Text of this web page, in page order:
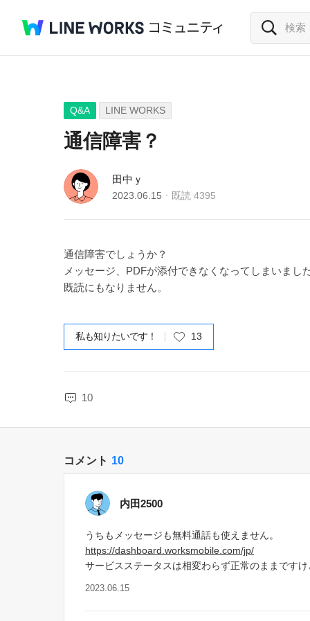
Q&A LINE WORKS
通信障害？
田中ｙ
2023.06.15 既読 4395
通信障害でしょうか？
メッセージ、PDFが添付できなくなってしまいまし
既読にもなりません。
私も知りたいです！ 13
10
コメント 10
内田2500
うちもメッセージも無料通話も使えません。
https://dashboard.worksmobile.com/jp/
サービスステータスは相変わらず正常のままです
2023.06.15